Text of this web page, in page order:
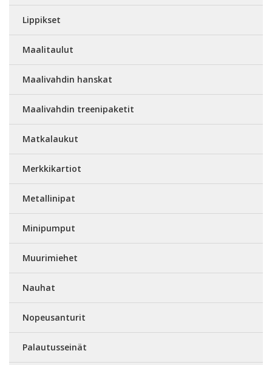
Lippikset
Maalitaulut
Maalivahdin hanskat
Maalivahdin treenipaketit
Matkalaukut
Merkkikartiot
Metallinipat
Minipumput
Muurimiehet
Nauhat
Nopeusanturit
Palautusseinät